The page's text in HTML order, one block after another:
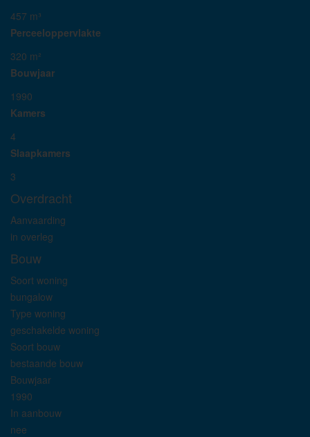
457 m³
Perceeloppervlakte
320 m²
Bouwjaar
1990
Kamers
4
Slaapkamers
3
Overdracht
Aanvaarding
in overleg
Bouw
Soort woning
bungalow
Type woning
geschakelde woning
Soort bouw
bestaande bouw
Bouwjaar
1990
In aanbouw
nee